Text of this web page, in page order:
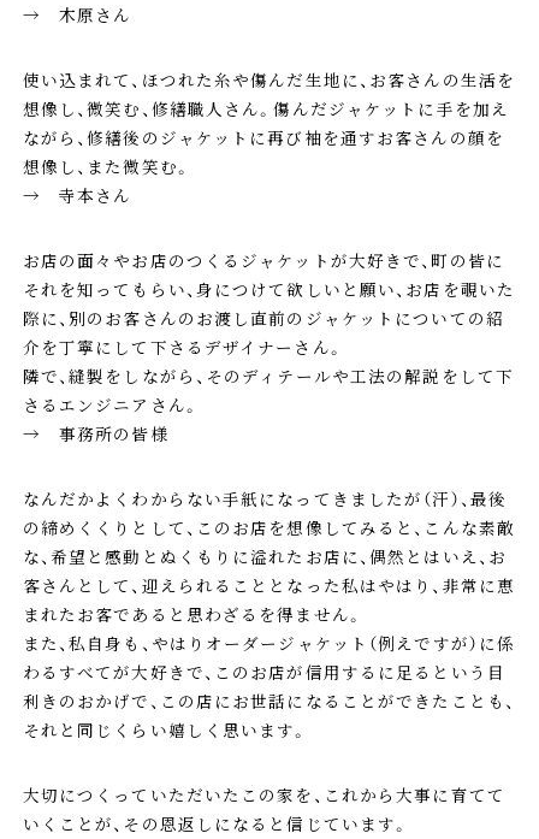
→ 木原さん
使い込まれて、ほつれた糸や傷んだ生地に、お客さんの生活を
想像し、微笑む、修繕職人さん。傷んだジャケットに手を加え
ながら、修繕後のジャケットに再び袖を通すお客さんの顔を
想像し、また微笑む。
→ 寺本さん
お店の面々やお店のつくるジャケットが大好きで、町の皆に
それを知ってもらい、身につけて欲しいと願い、お店を覗いた
際に、別のお客さんのお渡し直前のジャケットについての紹
介を丁寧にして下さるデザイナーさん。
隣で、縫製をしながら、そのディテールや工法の解説をして下
さるエンジニアさん。
→ 事務所の皆様
なんだかよくわからない手紙になってきましたが（汗）、最後
の締めくくりとして、このお店を想像してみると、こんな素敵
な、希望と感動とぬくもりに溢れたお店に、偶然とはいえ、お
客さんとして、迎えられることとなった私はやはり、非常に恵
まれたお客であると思わざるを得ません。
また、私自身も、やはりオーダージャケット（例えですが）に係
わるすべてが大好きで、このお店が信用するに足るという目
利きのおかげで、この店にお世話になることができたことも、
それと同じくらい嬉しく思います。
大切につくっていただいたこの家を、これから大事に育てて
いくことが、その恩返しになると信じています。